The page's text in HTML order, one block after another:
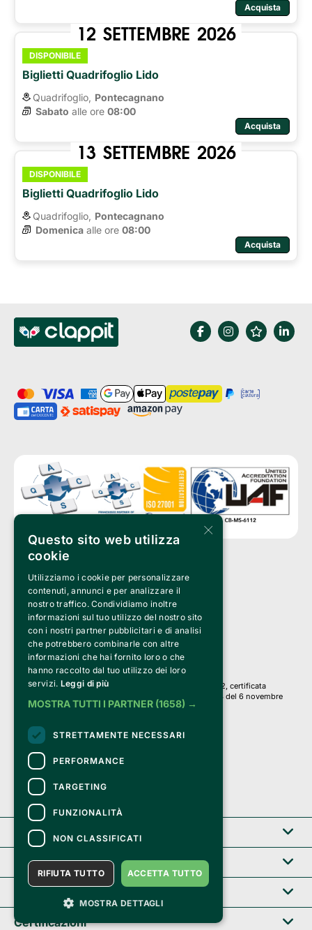
Acquista
12 SETTEMBRE 2026
DISPONIBILE
Biglietti Quadrifoglio Lido
Quadrifoglio, Pontecagnano
Sabato alle ore 08:00
Acquista
13 SETTEMBRE 2026
DISPONIBILE
Biglietti Quadrifoglio Lido
Quadrifoglio, Pontecagnano
Domenica alle ore 08:00
Acquista
Clappit è un marchio di proprietà di:
Bemils Srl
a Socio Unico
Via Fosse Ardeatine, 4 -20092 Cinisello Balsamo (MI)
PI 05589050961
Iscr. C.C.I.A.A. Milano R.E.A. 1833471
© 2010-2025 Bemils Srl - Tutti i diritti riservati
Credits:
Clappit è basato sulla piattaforma di biglietteria Belive 6.2, certificata
dall’Agenzia delle Entrate con protocollo n. 2025/445474 del 6 novembre
2025.
sono sicuri e protetti da un certificato SSL
con crittografia a 128 bit.
Certificazioni
Clappit
Help center
×
Questo sito web utilizza
cookie
Utilizziamo i cookie per personalizzare
contenuti, annunci e per analizzare il
nostro traffico. Condividiamo inoltre
informazioni sul tuo utilizzo del nostro sito
con i nostri partner pubblicitari e di analisi
che potrebbero combinarle con altre
informazioni che hai fornito loro o che
hanno raccolto dal tuo utilizzo dei loro
servizi. Leggi di più
MOSTRA TUTTI I PARTNER (1658) →
STRETTAMENTE NECESSARI
PERFORMANCE
TARGETING
FUNZIONALITÀ
NON CLASSIFICATI
ACCETTA TUTTO
RIFIUTA TUTTO
MOSTRA DETTAGLI